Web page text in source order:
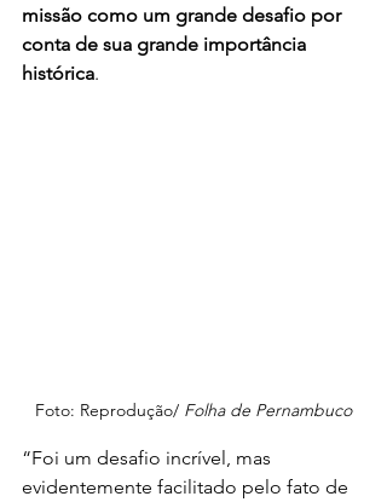
missão como um grande desafio por
conta de sua grande importância
histórica.
Foto: Reprodução/ Folha de Pernambuco
“Foi um desafio incrível, mas
evidentemente facilitado pelo fato de